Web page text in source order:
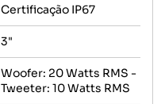
Certificação IP67
3"
Woofer: 20 Watts RMS -
Tweeter: 10 Watts RMS